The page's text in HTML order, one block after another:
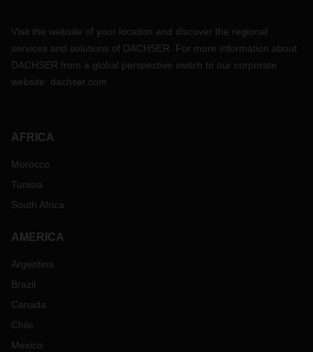
Visit the website of your location and discover the regional
services and solutions of DACHSER. For more information about
DACHSER from a global perspective switch to our corporate
website: dachser.com
AFRICA
Morocco
Tunisia
South Africa
AMERICA
Argentina
Brazil
Canada
Chile
Mexico